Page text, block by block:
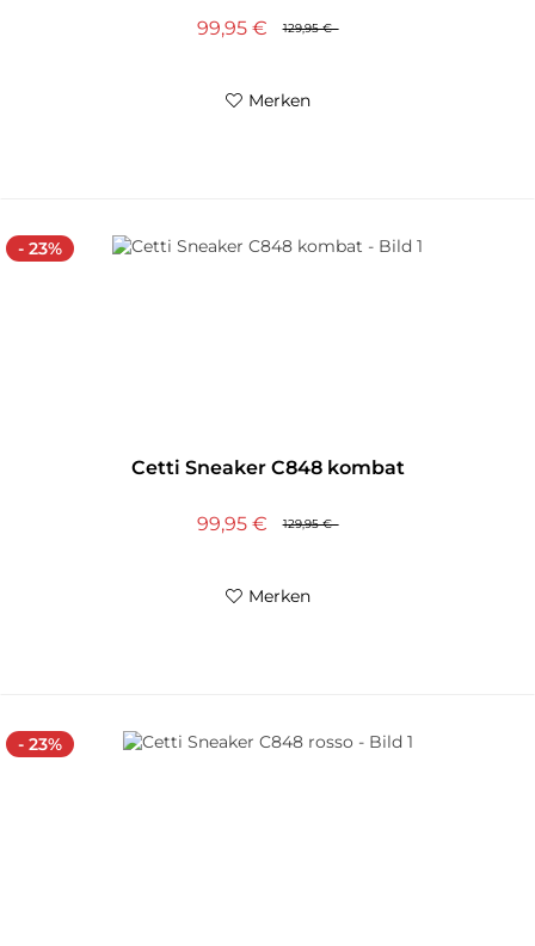
129,95 €
99,95 €
Merken
- 23%
Cetti Sneaker C848 kombat
129,95 €
99,95 €
Merken
- 23%